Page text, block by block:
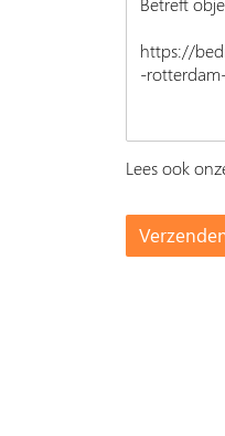
Lees ook